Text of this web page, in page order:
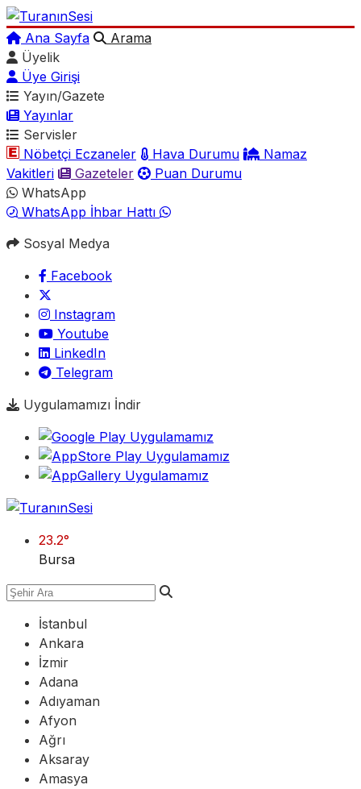
Ana Sayfa
Arama
Üyelik
Üye Girişi
Yayın/Gazete
Yayınlar
Servisler
Nöbetçi Eczaneler
Hava Durumu
Namaz
Vakitleri
Gazeteler
Puan Durumu
WhatsApp
WhatsApp İhbar Hattı
Sosyal Medya
Facebook
Instagram
Youtube
LinkedIn
Telegram
Uygulamamızı İndir
23.2°
Bursa
İstanbul
Ankara
İzmir
Adana
Adıyaman
Afyon
Ağrı
Aksaray
Amasya